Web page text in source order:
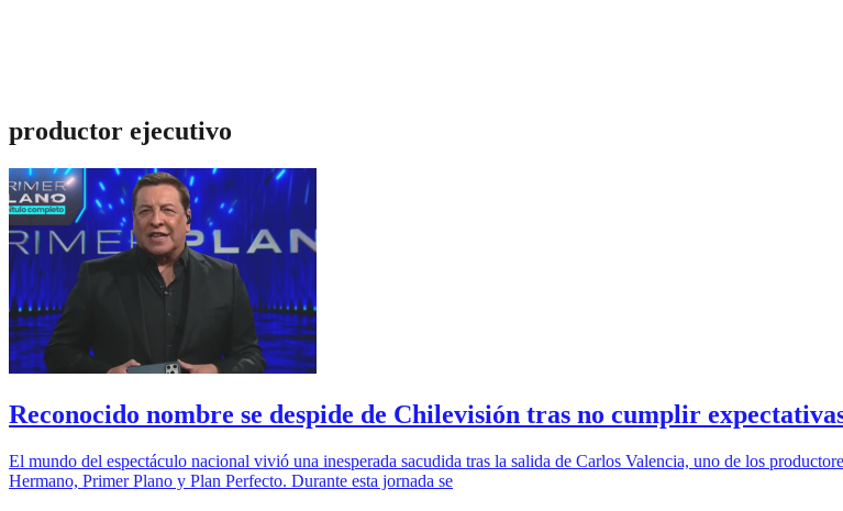
productor ejecutivo
Reconocido nombre se despide de Chilevisión tras no cumplir
El mundo del espectáculo nacional vivió una inesperada sacudida tras la salida de Carlos Valencia, uno de los
Hermano, Primer Plano y Plan Perfecto. Durante esta jornada se